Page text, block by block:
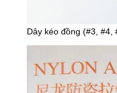
Dây kéo đồng (#3, #4,